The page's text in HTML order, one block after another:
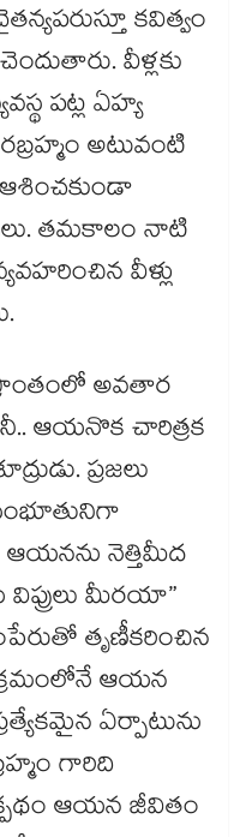
కవిత్వం
వీళ్లకు
పట్ల ఏహ్య
అటువంటి
తమకాలం నాటి
వీళ్లు
అవతార
ఆయనొక చారిత్రక
ప్రజలు
ఆయనను నెత్తిమీద
విప్రులు మీరయా”
తృణీకరించిన
ఆయన
ఏర్పాటును
గారిది
ఆయన జీవితం